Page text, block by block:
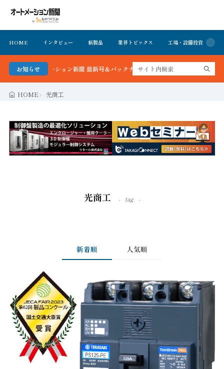
HOME インタビュー 新製品 業界トピックス 工場・設備投資
お知らせ
オートメーション新聞 最新号＆バックナンバーを無料で公開中 詳細はこちら
HOME 光商工
光商工 tag
新着順 人気順